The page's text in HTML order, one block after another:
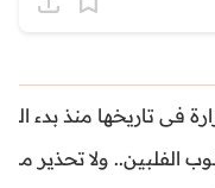
تاريخها منذ بدء